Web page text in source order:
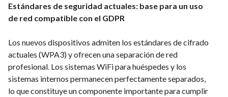
Estándares de seguridad actuales: base para un uso
de red compatible con el GDPR
Los nuevos dispositivos admiten los estándares de cifrado
actuales (WPA3) y ofrecen una separación de red
profesional. Los sistemas WiFi para huéspedes y los
sistemas internos permanecen perfectamente separados,
lo que constituye un componente importante para cumplir